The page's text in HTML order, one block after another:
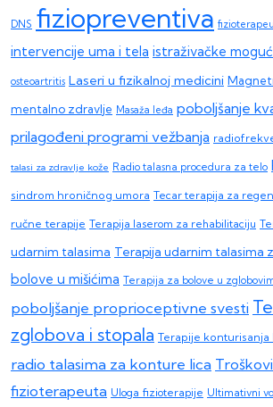
DNS fiziopreventiva
intervencije uma i tela istraživačke
osteoartritis Laseri u fizikalnoj medicini
mentalno zdravlje Masaža leđa poboljšanje
prilagođeni programi vežbanja
talasi za zdravlje kože Radio talasna procedura za telo
sindrom hroničnog umora Tecar terapija za
ručne terapije Terapija laserom za rehabilitaciju
udarnim talasima Terapija udarnim talasima
bolove u mišićima Terapija za bolove u
poboljšanje proprioceptivne svesti
zglobova i stopala Terapije konturisanja
radio talasima za konture lica
fizioterapeuta Uloga fizioterapije Ultimativni